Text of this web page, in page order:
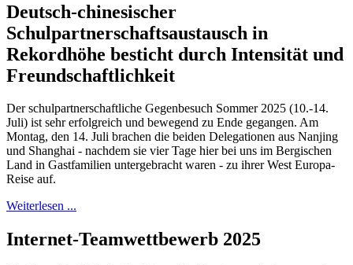
Deutsch-chinesischer
Schulpartnerschaftsaustausch in
Rekordhöhe besticht durch Intensität und
Freundschaftlichkeit
Der schulpartnerschaftliche Gegenbesuch Sommer 2025 (10.-14.
Juli) ist sehr erfolgreich und bewegend zu Ende gegangen. Am
Montag, den 14. Juli brachen die beiden Delegationen aus Nanjing
und Shanghai - nachdem sie vier Tage hier bei uns im Bergischen
Land in Gastfamilien untergebracht waren - zu ihrer West Europa-
Reise auf.
Weiterlesen ...
Internet-Teamwettbewerb 2025